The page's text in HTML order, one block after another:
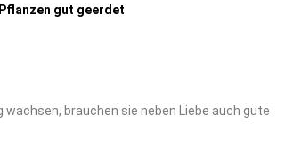
gut geerdet
brauchen sie neben Liebe auch gute